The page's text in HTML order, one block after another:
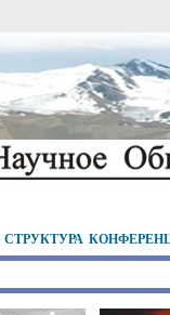
СТРУКТУРА